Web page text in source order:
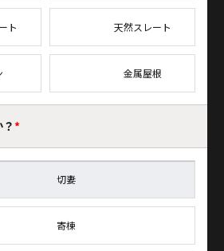
ト 天然スレート
金属屋根
*
切妻
寄棟